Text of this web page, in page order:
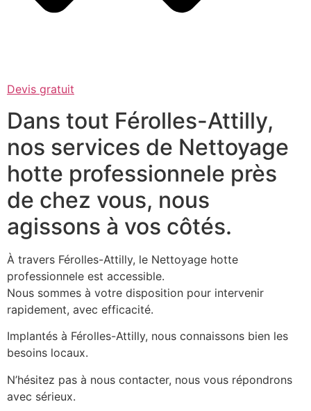
Devis gratuit
Dans tout Férolles-Attilly,
nos services de Nettoyage
hotte professionnele près
de chez vous, nous
agissons à vos côtés.
À travers Férolles-Attilly, le Nettoyage hotte
professionnele est accessible.
Nous sommes à votre disposition pour intervenir
rapidement, avec efficacité.
Implantés à Férolles-Attilly, nous connaissons bien les
besoins locaux.
N’hésitez pas à nous contacter, nous vous répondrons
avec sérieux.